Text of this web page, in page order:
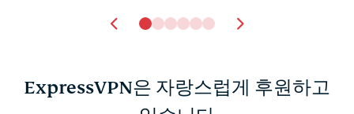
ExpressVPN은 자랑스럽게 후원하고